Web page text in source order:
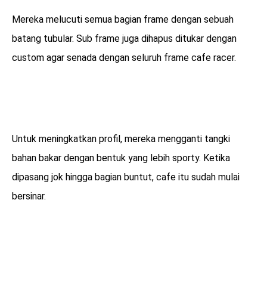
Mereka melucuti semua bagian frame dengan sebuah
batang tubular. Sub frame juga dihapus ditukar dengan
custom agar senada dengan seluruh frame cafe racer.
Untuk meningkatkan profil, mereka mengganti tangki
bahan bakar dengan bentuk yang lebih sporty. Ketika
dipasang jok hingga bagian buntut, cafe itu sudah mulai
bersinar.